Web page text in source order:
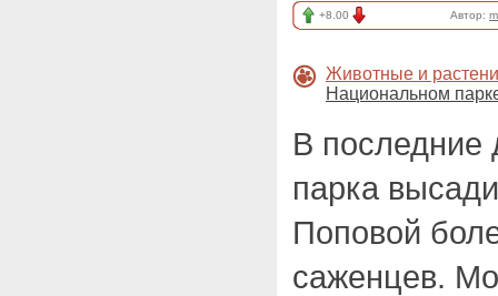
+8.00 Автор:
Животные и
Национальном
В последние
парка
Поповой
саженцев.